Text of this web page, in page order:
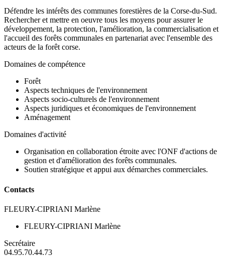
Défendre les intérêts des communes forestières de la Corse-du-Sud.
Rechercher et mettre en oeuvre tous les moyens pour assurer le
développement, la protection, l'amélioration, la commercialisation et
l'accueil des forêts communales en partenariat avec l'ensemble des
acteurs de la forêt corse.
Domaines de compétence
Forêt
Aspects techniques de l'environnement
Aspects socio-culturels de l'environnement
Aspects juridiques et économiques de l'environnement
Aménagement
Domaines d'activité
Organisation en collaboration étroite avec l'ONF d'actions de
gestion et d'amélioration des forêts communales.
Soutien stratégique et appui aux démarches commerciales.
Contacts
FLEURY-CIPRIANI Marlène
FLEURY-CIPRIANI Marlène
Secrétaire
04.95.70.44.73